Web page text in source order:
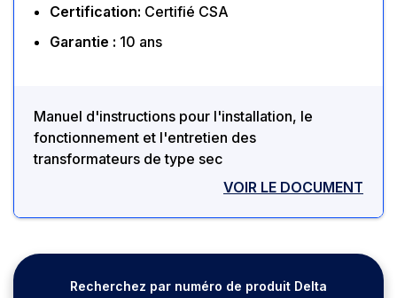
Certification: Certifié CSA
Garantie : 10 ans
Manuel d'instructions pour l'installation, le
fonctionnement et l'entretien des
transformateurs de type sec
VOIR LE DOCUMENT
Recherchez par numéro de produit Delta